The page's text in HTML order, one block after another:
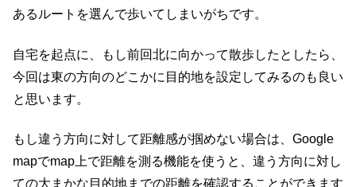
あるルートを選んで歩いてしまいがちです。
自宅を起点に、もし前回北に向かって散歩したとしたら、
今回は東の方向のどこかに目的地を設定してみるのも良い
と思います。
もし違う方向に対して距離感が掴めない場合は、Google
mapでmap上で距離を測る機能を使うと、違う方向に対し
ての大まかな目的地までの距離を確認することができます